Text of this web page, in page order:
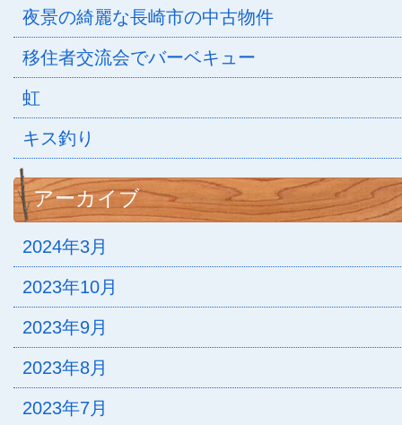
夜景の綺麗な長崎市の中古物件
移住者交流会でバーベキュー
虹
キス釣り
アーカイブ
2024年3月
2023年10月
2023年9月
2023年8月
2023年7月